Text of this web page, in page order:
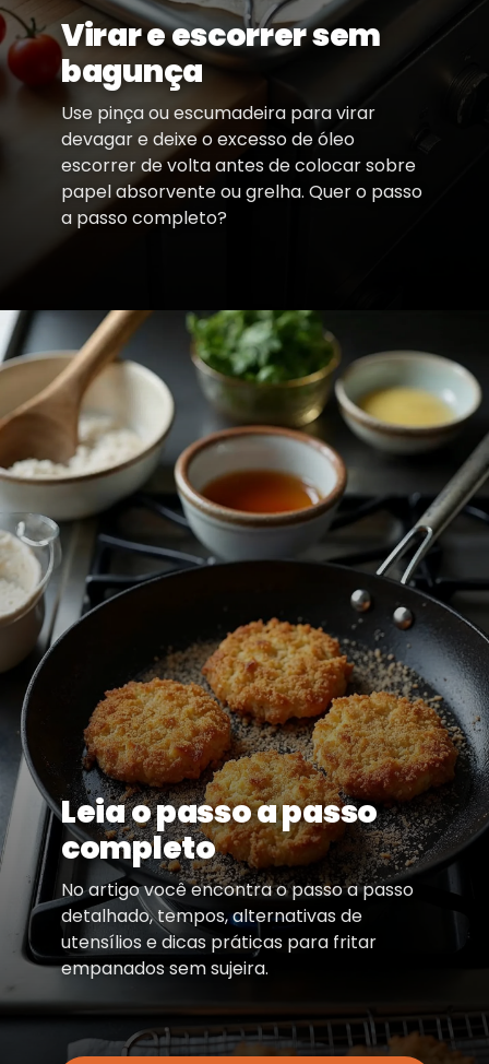
Virar e escorrer sem
bagunça
Use pinça ou escumadeira para virar
devagar e deixe o excesso de óleo
escorrer de volta antes de colocar sobre
papel absorvente ou grelha. Quer o passo
a passo completo?
Leia o passo a passo
completo
No artigo você encontra o passo a passo
detalhado, tempos, alternativas de
utensílios e dicas práticas para fritar
empanados sem sujeira.